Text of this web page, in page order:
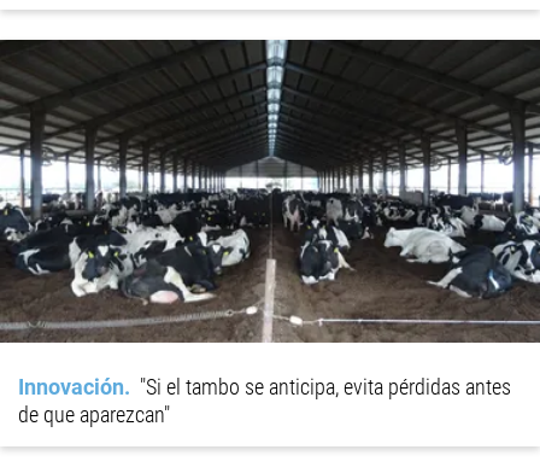
Innovación
"Si el tambo se anticipa, evita pérdidas antes
de que aparezcan"